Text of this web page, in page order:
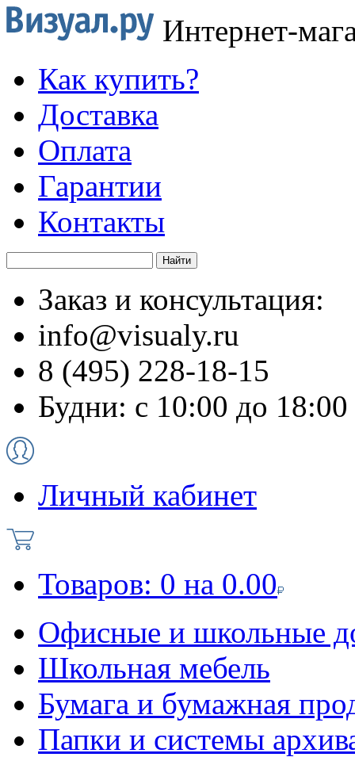
Интернет-
Как купить?
Доставка
Оплата
Гарантии
Контакты
Заказ и консультация:
info@visualy.ru
8 (495) 228-18-15
Будни: с 10:00 до 18:00
Личный кабинет
Товаров: 0 на 0.00
Офисные и школьные
Школьная мебель
Бумага и бумажная
Папки и системы